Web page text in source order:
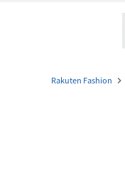
Rakuten Fashion navigate_next